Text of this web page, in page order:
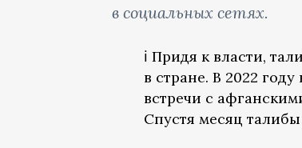
в социальных сетях.
ℹ️ Придя к власти,
в стране. В 2022
встречи с
Спустя месяц талибы